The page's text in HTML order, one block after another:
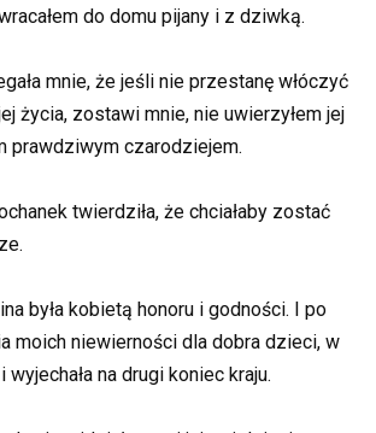
do domu pijany i z dziwką.
mnie, że jeśli nie przestanę włóczyć
życia, zostawi mnie, nie uwierzyłem jej
prawdziwym czarodziejem.
twierdziła, że chciałaby zostać
była kobietą honoru i godności. I po
moich niewierności dla dobra dzieci, w
wyjechała na drugi koniec kraju.